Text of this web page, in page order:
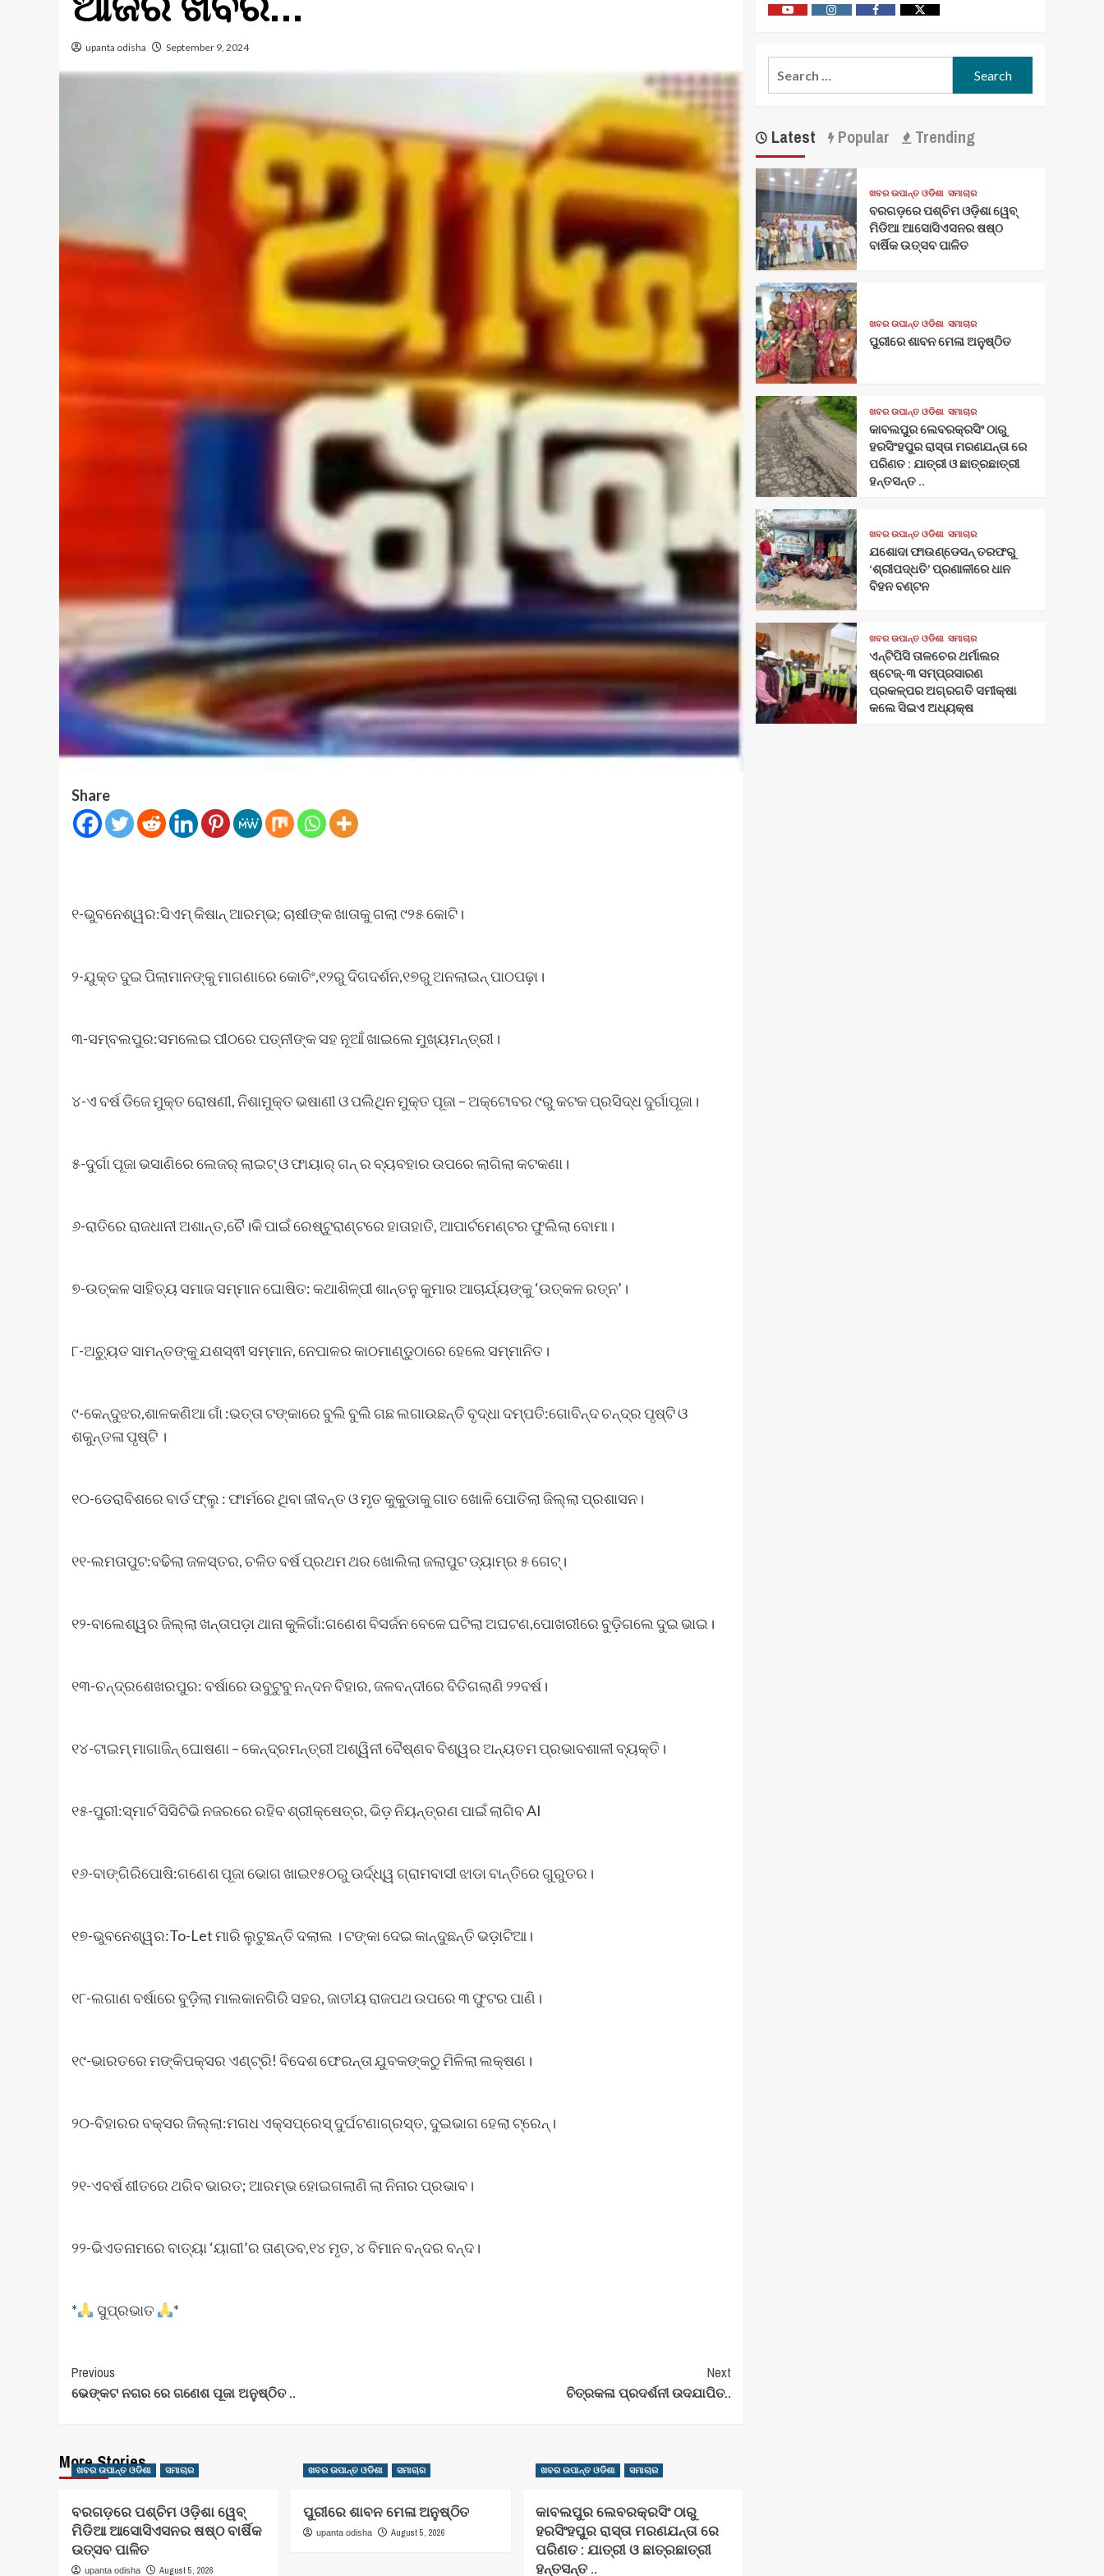
upanta odisha September 9, 2024
Share
୧-ଭୁବନେଶ୍ୱର:ସିଏମ୍ କିଷାନ୍ ଆରମ୍ଭ; ଚାଷୀଙ୍କ ଖାତାକୁ ଗଲା ୯୨୫ କୋଟି।
୨-ଯୁକ୍ତ ଦୁଇ ପିଲାମାନଙ୍କୁ ମାଗଣାରେ କୋଚିଂ,୧୨ରୁ ଦିଗଦର୍ଶନ,୧୭ରୁ ଅନଲାଇନ୍ ପାଠପଢ଼ା।
୩-ସମ୍ବଲପୁର:ସମଲେଇ ପୀଠରେ ପତ୍ନୀଙ୍କ ସହ ନୂଆଁ ଖାଇଲେ ମୁଖ୍ୟମନ୍ତ୍ରୀ।
୪-ଏ ବର୍ଷ ଡିଜେ ମୁକ୍ତ ରୋଷଣୀ, ନିଶାମୁକ୍ତ ଭଷାଣୀ ଓ ପଲିଥିନ ମୁକ୍ତ ପୂଜା – ଅକ୍ଟୋବର ୯ରୁ କଟକ ପ୍ରସିଦ୍ଧ ଦୁର୍ଗାପୂଜା।
୫-ଦୁର୍ଗା ପୂଜା ଭସାଣିରେ ଲେଜର୍ ଲାଇଟ୍ ଓ ଫାୟାର୍ ଗନ୍‌ ର ବ୍ୟବହାର ଉପରେ ଲାଗିଲା କଟକଣା।
୬-ରାତିରେ ରାଜଧାନୀ ଅଶାନ୍ତ,ଚୈ।କି ପାଇଁ ରେଷ୍ଟୁରାଣ୍ଟରେ ହାତାହାତି, ଆପାର୍ଟମେଣ୍ଟର ଫୁଲିଲା ବୋମା।
୭-ଉତ୍କଳ ସାହିତ୍ୟ ସମାଜ ସମ୍ମାନ ଘୋଷିତ: କଥାଶିଳ୍ପୀ ଶାନ୍ତନୁ କୁମାର ଆଚାର୍ଯ୍ୟଙ୍କୁ ‘ଉତ୍କଳ ରତ୍ନ’।
୮-ଅଚ୍ୟୁତ ସାମନ୍ତଙ୍କୁ ଯଶସ୍ଵୀ ସମ୍ମାନ, ନେପାଳର କାଠମାଣ୍ଡୁଠାରେ ହେଲେ ସମ୍ମାନିତ।
୯-କେନ୍ଦୁଝର,ଶାଳକଣିଆ ଗାଁ :ଭତ୍ତା ଟଙ୍କାରେ ବୁଲି ବୁଲି ଗଛ ଲଗାଉଛନ୍ତି ବୃଦ୍ଧା ଦମ୍ପତି:ଗୋବିନ୍ଦ ଚନ୍ଦ୍ର ପୃଷ୍ଟି ଓ
ଶକୁନ୍ତଳା ପୃଷ୍ଟି ।
୧୦-ଡେରାବିଶରେ ବାର୍ଡ ଫ୍ଲୁ : ଫାର୍ମରେ ଥିବା ଜୀବନ୍ତ ଓ ମୃତ କୁକୁଡାକୁ ଗାତ ଖୋଳି ପୋତିଲା ଜିଲ୍ଲା ପ୍ରଶାସନ।
୧୧-ଲମତାପୁଟ:ବଢିଲା ଜଳସ୍ତର, ଚଳିତ ବର୍ଷ ପ୍ରଥମ ଥର ଖୋଲିଲା ଜଲାପୁଟ ଡ୍ୟାମ୍‌ର ୫ ଗେଟ୍।
୧୨-ବାଲେଶ୍ୱର ଜିଲ୍ଲା ଖନ୍ତାପଡ଼ା ଥାନା କୁଳିଗାଁ:ଗଣେଶ ବିସର୍ଜନ ବେଳେ ଘଟିଲା ଅଘଟଣ,ପୋଖରୀରେ ବୁଡ଼ିଗଲେ ଦୁଇ ଭାଇ।
୧୩-ଚନ୍ଦ୍ରଶେଖରପୁର: ବର୍ଷାରେ ଉବୁଟୁବୁ ନନ୍ଦନ ବିହାର, ଜଳବନ୍ଦୀରେ ବିତିଗଲାଣି ୨୨ବର୍ଷ।
୧୪-ଟାଇମ୍ ମାଗାଜିନ୍ ଘୋଷଣା – କେନ୍ଦ୍ରମନ୍ତ୍ରୀ ଅଶ୍ୱିନୀ ବୈଷ୍ଣବ ବିଶ୍ୱର ଅନ୍ୟତମ ପ୍ରଭାବଶାଳୀ ବ୍ୟକ୍ତି।
୧୫-ପୁରୀ:ସ୍ମାର୍ଟ ସିସିଟିଭି ନଜରରେ ରହିବ ଶ୍ରୀକ୍ଷେତ୍ର, ଭିଡ଼ ନିୟନ୍ତ୍ରଣ ପାଇଁ ଲାଗିବ AI
୧୬-ବାଙ୍ଗିରିପୋଷି:ଗଣେଶ ପୂଜା ଭୋଗ ଖାଇ୧୫୦ରୁ ଊର୍ଦ୍ଧ୍ୱ ଗ୍ରାମବାସୀ ଝାଡା ବାନ୍ତିରେ ଗୁରୁତର।
୧୭-ଭୁବନେଶ୍ୱର:To-Let ମାରି ଲୁଟୁଛନ୍ତି ଦଲାଲ । ଟଙ୍କା ଦେଇ କାନ୍ଦୁଛନ୍ତି ଭଡ଼ାଟିଆ।
୧୮-ଲଗାଣ ବର୍ଷାରେ ବୁଡ଼ିଲା ମାଲକାନଗିରି ସହର, ଜାତୀୟ ରାଜପଥ ଉପରେ ୩ ଫୁଟର ପାଣି।
୧୯-ଭାରତରେ ମଙ୍କିପକ୍ସର ଏଣ୍ଟ୍ରି! ବିଦେଶ ଫେରନ୍ତା ଯୁବକଙ୍କଠୁ ମିଳିଲା ଲକ୍ଷଣ।
୨୦-ବିହାରର ବକ୍ସର ଜିଲ୍ଲା:ମଗଧ ଏକ୍ସପ୍ରେସ୍ ଦୁର୍ଘଟଣାଗ୍ରସ୍ତ, ଦୁଇଭାଗ ହେଲା ​‌ଟ୍ରେନ୍‌।
୨୧-ଏବର୍ଷ ଶୀତରେ ଥରିବ ଭାରତ; ଆରମ୍ଭ ହୋଇଗଲାଣି ଲା ନିନାର ପ୍ରଭାବ।
୨୨-ଭିଏତନାମରେ ବାତ୍ୟା ‘ୟାଗୀ’ର ତାଣ୍ଡବ,୧୪ ମୃତ, ୪ ବିମାନ ବନ୍ଦର ବନ୍ଦ।
* ସୁପ୍ରଭାତ *
Post
Navigation
Previous
ଭେଙ୍କଟ ନଗର ରେ ଗଣେଶ ପୂଜା ଅନୁଷ୍ଠିତ ..
Next
ଚିତ୍ରକଳା ପ୍ରଦର୍ଶନୀ ଉଦଯାପିତ..
More Stories
ଖବର ଉପାନ୍ତ ଓଡିଶା ସମାଚାର
ବରଗଡ଼ରେ ପଶ୍ଚିମ ଓଡ଼ିଶା ୱେବ୍
ମିଡିଆ ଆସୋସିଏସନର ଷଷ୍ଠ ବାର୍ଷିକ
ଉତ୍ସବ ପାଳିତ
upanta odisha August 5, 2026
ଖବର ଉପାନ୍ତ ଓଡିଶା ସମାଚାର
ପୁରୀରେ ଶାବନ ମେଳା ଅନୁଷ୍ଠିତ
upanta odisha August 5, 2026
ଖବର ଉପାନ୍ତ ଓଡିଶା ସମାଚାର
କାବଲପୁର ଲେବରକ୍ରସିଂ ଠାରୁ
ହରସିଂହପୁର ରାସ୍ତା ମରଣଯନ୍ତା ରେ
ପରିଣତ : ଯାତ୍ରୀ ଓ ଛାତ୍ରଛାତ୍ରୀ
ହନ୍ତସନ୍ତ ..
YoutubeVimeo FacebookTwitter
Latest Popular Trending
ଖବର ଉପାନ୍ତ ଓଡିଶା ସମାଚାର
ବରଗଡ଼ରେ ପଶ୍ଚିମ ଓଡ଼ିଶା ୱେବ୍
ମିଡିଆ ଆସୋସିଏସନର ଷଷ୍ଠ
ବାର୍ଷିକ ଉତ୍ସବ ପାଳିତ
ଖବର ଉପାନ୍ତ ଓଡିଶା ସମାଚାର
ପୁରୀରେ ଶାବନ ମେଳା ଅନୁଷ୍ଠିତ
ଖବର ଉପାନ୍ତ ଓଡିଶା ସମାଚାର
କାବଲପୁର ଲେବରକ୍ରସିଂ ଠାରୁ
ହରସିଂହପୁର ରାସ୍ତା ମରଣଯନ୍ତା ରେ
ପରିଣତ : ଯାତ୍ରୀ ଓ ଛାତ୍ରଛାତ୍ରୀ
ହନ୍ତସନ୍ତ ..
ଖବର ଉପାନ୍ତ ଓଡିଶା ସମାଚାର
ଯଶୋଦା ଫାଉଣ୍ଡେସନ୍ ତରଫରୁ
‘ଶ୍ରୀପଦ୍ଧତି’ ପ୍ରଣାଳୀରେ ଧାନ
ବିହନ ବଣ୍ଟନ
ଖବର ଉପାନ୍ତ ଓଡିଶା ସମାଚାର
ଏନ୍‌ଟିପିସି ତାଳଚେର ଥର୍ମାଲର
ଷ୍ଟେଜ୍-୩ ସମ୍ପ୍ରସାରଣ
ପ୍ରକଳ୍ପର ଅଗ୍ରଗତି ସମୀକ୍ଷା
କଲେ ସିଇଏ ଅଧ୍ୟକ୍ଷ